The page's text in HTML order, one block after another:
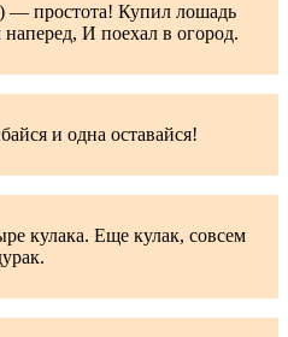
— простота! Купил лошадь
И поехал в огород.
и одна оставайся!
кулака. Еще кулак, совсем